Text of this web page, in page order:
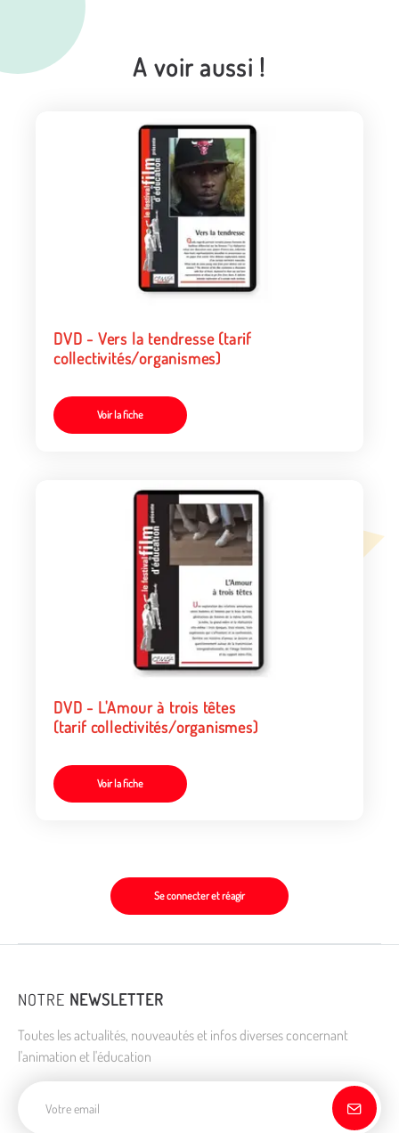
A voir aussi !
DVD - Vers la tendresse (tarif
collectivités/organismes)
Voir la fiche
DVD - L'Amour à trois têtes
(tarif collectivités/organismes)
Voir la fiche
Se connecter et réagir
NOTRE NEWSLETTER
Toutes les actualités, nouveautés et infos diverses concernant
l'animation et l'éducation